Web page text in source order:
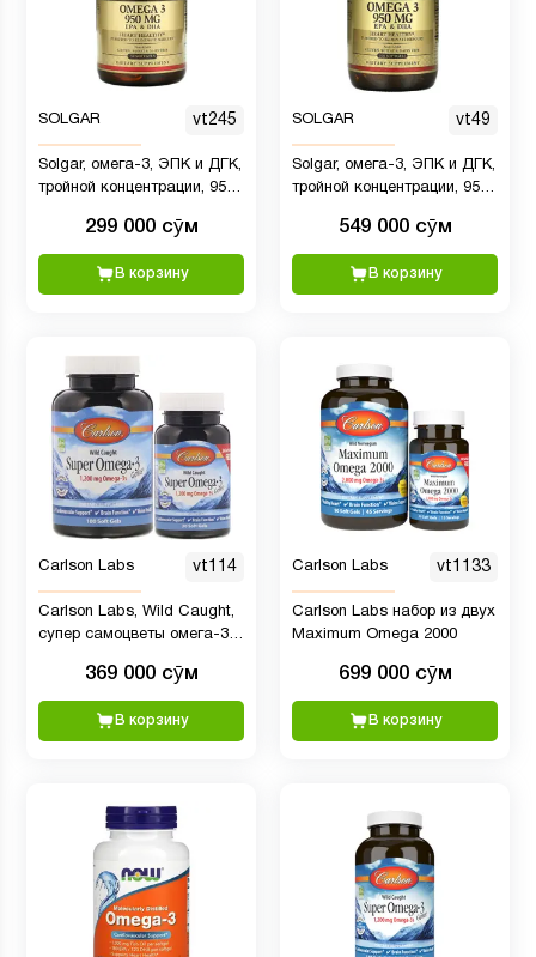
SOLGAR vt245
Solgar, омега-3, ЭПК и ДГК,
тройной концентрации, 950
299 000 сӯм
В корзину
SOLGAR vt49
Solgar, омега-3, ЭПК и ДГК,
тройной концентрации, 950
549 000 сӯм
В корзину
Carlson Labs vt114
Carlson Labs, Wild Caught,
супер самоцветы омега-3,
таблеток369 000 сӯм
В корзину
Carlson Labs vt1133
Carlson Labs набор из двух
Maximum Omega 2000
699 000 сӯм
В корзину